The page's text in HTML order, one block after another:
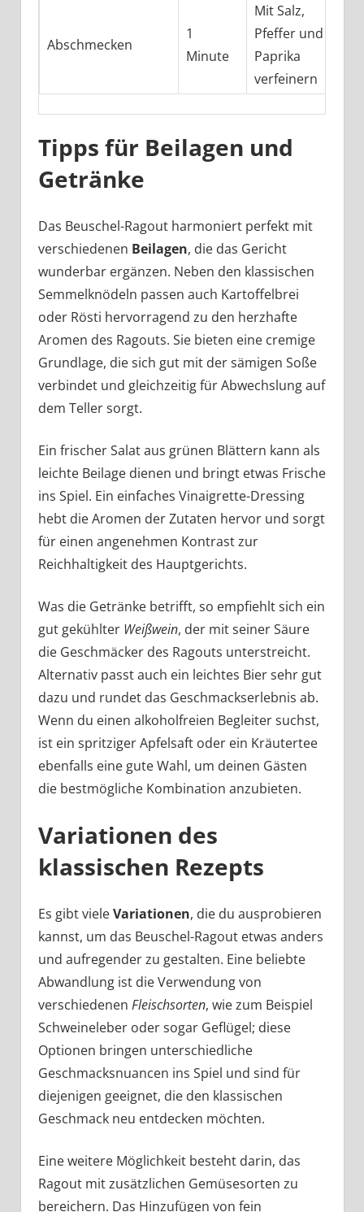
Abschmecken
1
Minute
Mit Salz,
Pfeffer und
Paprika
verfeinern
Tipps für Beilagen und
Getränke
Das Beuschel-Ragout harmoniert perfekt mit
verschiedenen Beilagen, die das Gericht
wunderbar ergänzen. Neben den klassischen
Semmelknödeln passen auch Kartoffelbrei
oder Rösti hervorragend zu den herzhafte
Aromen des Ragouts. Sie bieten eine cremige
Grundlage, die sich gut mit der sämigen Soße
verbindet und gleichzeitig für Abwechslung auf
dem Teller sorgt.
Ein frischer Salat aus grünen Blättern kann als
leichte Beilage dienen und bringt etwas Frische
ins Spiel. Ein einfaches Vinaigrette-Dressing
hebt die Aromen der Zutaten hervor und sorgt
für einen angenehmen Kontrast zur
Reichhaltigkeit des Hauptgerichts.
Was die Getränke betrifft, so empfiehlt sich ein
gut gekühlter Weißwein, der mit seiner Säure
die Geschmäcker des Ragouts unterstreicht.
Alternativ passt auch ein leichtes Bier sehr gut
dazu und rundet das Geschmackserlebnis ab.
Wenn du einen alkoholfreien Begleiter suchst,
ist ein spritziger Apfelsaft oder ein Kräutertee
ebenfalls eine gute Wahl, um deinen Gästen
die bestmögliche Kombination anzubieten.
Variationen des
klassischen Rezepts
Es gibt vieleVariationen, die du ausprobieren
kannst, um das Beuschel-Ragout etwas anders
und aufregender zu gestalten. Eine beliebte
Abwandlung ist die Verwendung von
verschiedenen Fleischsorten, wie zum Beispiel
Schweineleber oder sogar Geflügel; diese
Optionen bringen unterschiedliche
Geschmacksnuancen ins Spiel und sind für
diejenigen geeignet, die den klassischen
Geschmack neu entdecken möchten.
Eine weitere Möglichkeit besteht darin, das
Ragout mit zusätzlichen Gemüsesorten zu
bereichern. Das Hinzufügen von fein